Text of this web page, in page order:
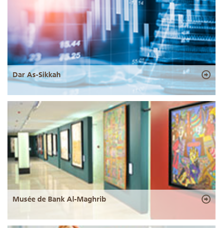
Dar As-Sikkah
Musée de Bank Al-Maghrib